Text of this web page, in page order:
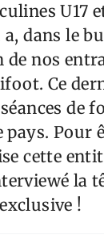
U17
a, dans le
nos
Ce
de
Pour
cette
la
!